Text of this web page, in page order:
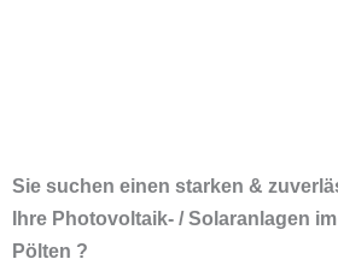
Sie suchen einen starken &
Ihre Photovoltaik- / Solaranlagen
Pölten ?